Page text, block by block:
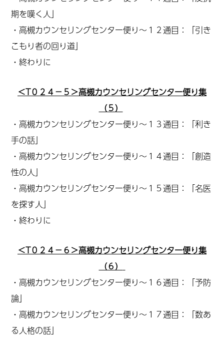
期を嘆く人」
・高槻カウンセリングセンター便り～１２通目：「引き
こもり者の回り道」
・終わりに
＜T０２４－５＞高槻カウンセリングセンター便り集
（５）
・高槻カウンセリングセンター便り～１３通目：「利き
手の話」
・高槻カウンセリングセンター便り～１４通目：「創造
性の人」
・高槻カウンセリングセンター便り～１５通目：「名医
を探す人」
・終わりに
＜T０２４－６＞高槻カウンセリングセンター便り集
（６）
・高槻カウンセリングセンター便り～１６通目：「予防
論」
・高槻カウンセリングセンター便り～１７通目：「数あ
る人格の話」